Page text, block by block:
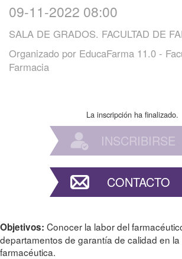
09-11-2022 08:00
SALA DE GRADOS. FACULTAD DE
Organizado por EducaFarma 11.0 -
Farmacia
La inscripción ha finalizado.
INSCRIBIRSE
CONTACTO
Objetivos: Conocer la labor del
departamentos de garantía de calidad en la
farmacéutica.